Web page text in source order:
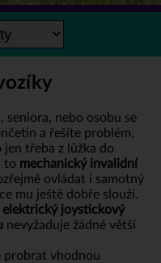
seniora, nebo osobu se
a řešíte problém,
třeba z lůžka do
to mechanický invalidní
ovládat i samotný
mu ještě dobře slouží.
elektrický joystickový
nevyžaduje žádné větší
probrat vhodnou